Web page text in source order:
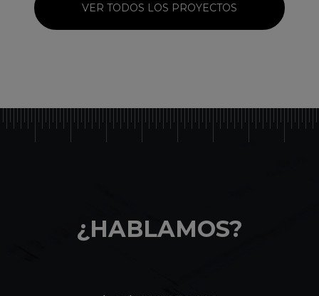
VER TODOS LOS PROYECTOS
¿HABLAMOS?